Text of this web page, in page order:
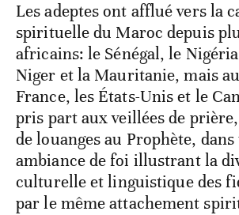
Les adeptes ont afflué vers la
spirituelle du Maroc depuis
africains: le Sénégal, le
Niger et la Mauritanie, mais
France, les États-Unis et le
pris part aux veillées de
de louanges au Prophète, dans
ambiance de foi illustrant la
culturelle et linguistique des
par le même attachement